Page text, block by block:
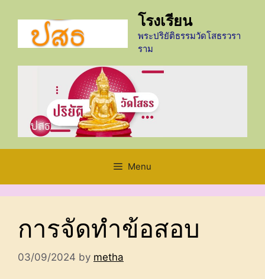
content
โรงเรียน
พระปริยัติธรรมวัดโสธรวรา
ราม
Menu
การจัดทำข้อสอบ
03/09/2024 by metha